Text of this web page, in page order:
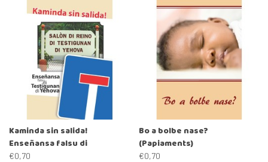
Kaminda sin salida!
Enseñansa falsu di
Testigunan di Yehova
€0,70
Bo a bolbe nase?
(Papiaments)
€0,70